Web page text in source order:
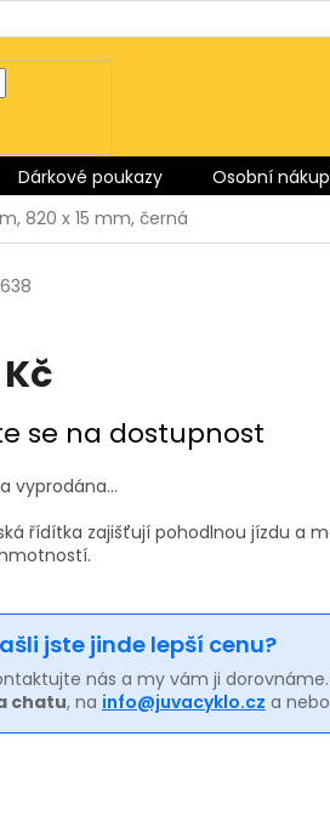
Dárkové poukazy Osobní nákup
820 x 15 mm, černá
se na dostupnost
vyprodána…
řídítka zajišťují pohodlnou jízdu a
jste jinde lepší cenu?
nás a my vám ji
chatu, na info@juvacyklo.cz a